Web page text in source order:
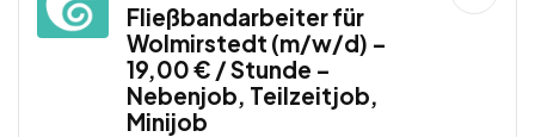
Fließbandarbeiter für
Wolmirstedt (m/w/d) –
19,00 € / Stunde –
Nebenjob, Teilzeitjob,
Minijob